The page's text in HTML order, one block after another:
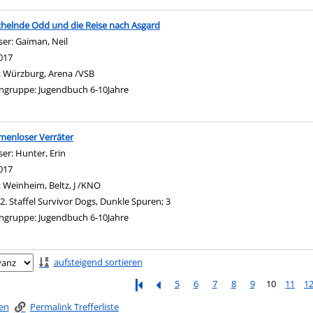
Odd und die Reise nach Asgard
Gaiman, Neil
Würzburg, Arena /VSB
Jugendbuch 6-10Jahre
Verräter
Hunter, Erin
Weinheim, Beltz, J /KNO
2. Staffel Survivor Dogs, Dunkle Spuren; 3
Jugendbuch 6-10Jahre
aufsteigend sortieren
5
6 7 8 9 10 11 12
Permalink Trefferliste